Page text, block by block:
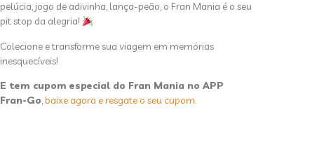
pelúcia, jogo de adivinha, lança-peão, o Fran Mania é o seu
pit stop da alegria!
Colecione e transforme sua viagem em memórias
inesquecíveis!
E tem cupom especial do Fran Mania no APP
Fran-Go,baixe agora e resgate o seu cupom.